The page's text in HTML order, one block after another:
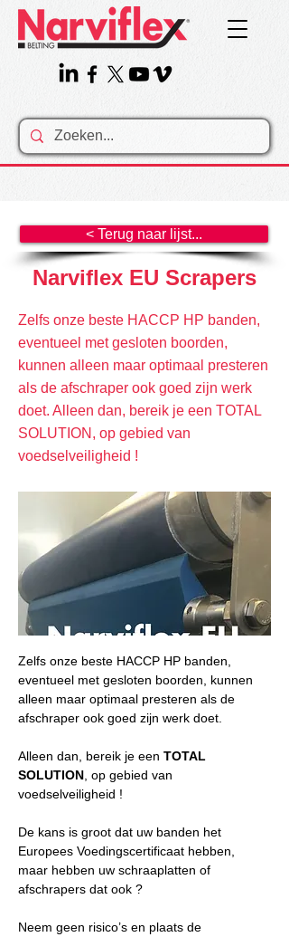
< Terug naar lijst...
Narviflex EU Scrapers
Zelfs onze beste HACCP HP banden,
eventueel met gesloten boorden,
kunnen alleen maar optimaal presteren
als de afschraper ook goed zijn werk
doet. Alleen dan, bereik je een TOTAL
SOLUTION, op gebied van
voedselveiligheid !
Zelfs onze beste HACCP HP banden,
eventueel met gesloten boorden, kunnen
alleen maar optimaal presteren als de
afschraper ook goed zijn werk doet.
Alleen dan, bereik je een TOTAL
SOLUTION , op gebied van
voedselveiligheid !
De kans is groot dat uw banden het
Europees Voedingscertificaat hebben,
maar hebben uw schraaplatten of
afschrapers dat ook ?
Neem geen risico’s en plaats de